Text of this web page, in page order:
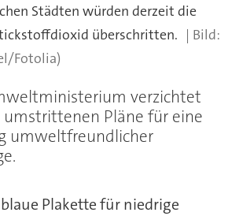
Städten würden derzeit die
überschritten.
Fotolia)
verzichtet
Pläne für eine
umweltfreundlicher
Plakette für niedrige